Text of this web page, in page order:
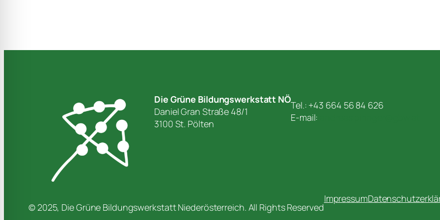
Die Grüne Bildungswerkstatt NÖ
Daniel Gran Straße 48/1
3100 St. Pölten
Tel.: +43 664 56 84 626
E-mail:
© 2025, Die Grüne Bildungswerkstatt Niederösterreich. All Rights Reserved
Impressum